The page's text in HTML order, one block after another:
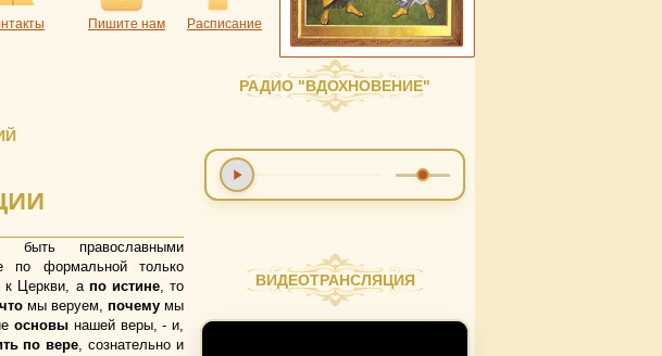
Пишите нам Расписание
православными
по формальной только
к Церкви, а по истине, то
мы веруем, почему мы
основы нашей веры, - и,
по вере, сознательно и
РАДИО "ВДОХНОВЕНИЕ"
ВИДЕОТРАНСЛЯЦИЯ